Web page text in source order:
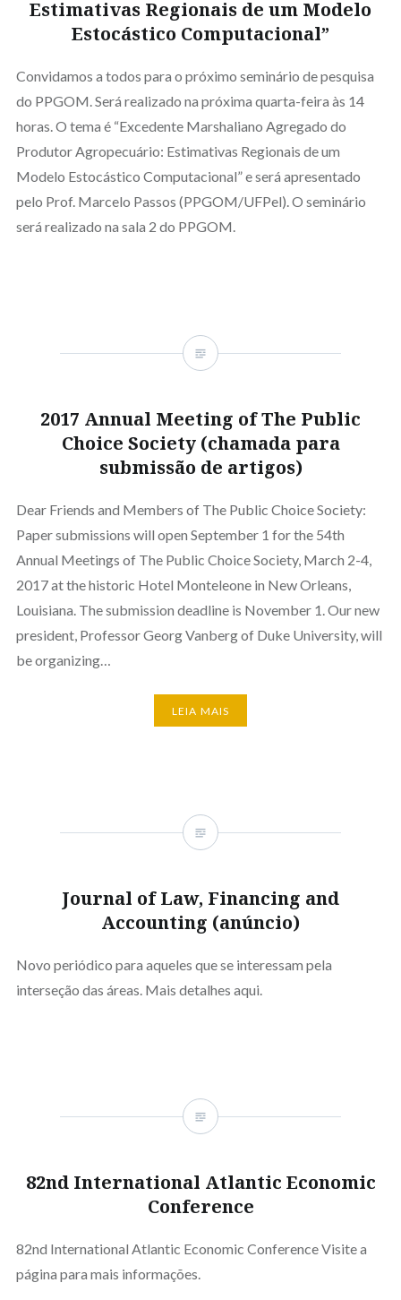
Estimativas Regionais de um Modelo
Estocástico Computacional”
Convidamos a todos para o próximo seminário de pesquisa
do PPGOM. Será realizado na próxima quarta-feira às 14
horas. O tema é “Excedente Marshaliano Agregado do
Produtor Agropecuário: Estimativas Regionais de um
Modelo Estocástico Computacional” e será apresentado
pelo Prof. Marcelo Passos (PPGOM/UFPel). O seminário
será realizado na sala 2 do PPGOM.
2017 Annual Meeting of The Public
Choice Society (chamada para
submissão de artigos)
Dear Friends and Members of The Public Choice Society:
Paper submissions will open September 1 for the 54th
Annual Meetings of The Public Choice Society, March 2-4,
2017 at the historic Hotel Monteleone in New Orleans,
Louisiana. The submission deadline is November 1. Our new
president, Professor Georg Vanberg of Duke University, will
be organizing…
LEIA MAIS
Journal of Law, Financing and
Accounting (anúncio)
Novo periódico para aqueles que se interessam pela
interseção das áreas. Mais detalhes aqui.
82nd International Atlantic Economic
Conference
82nd International Atlantic Economic Conference Visite a
página para mais informações.